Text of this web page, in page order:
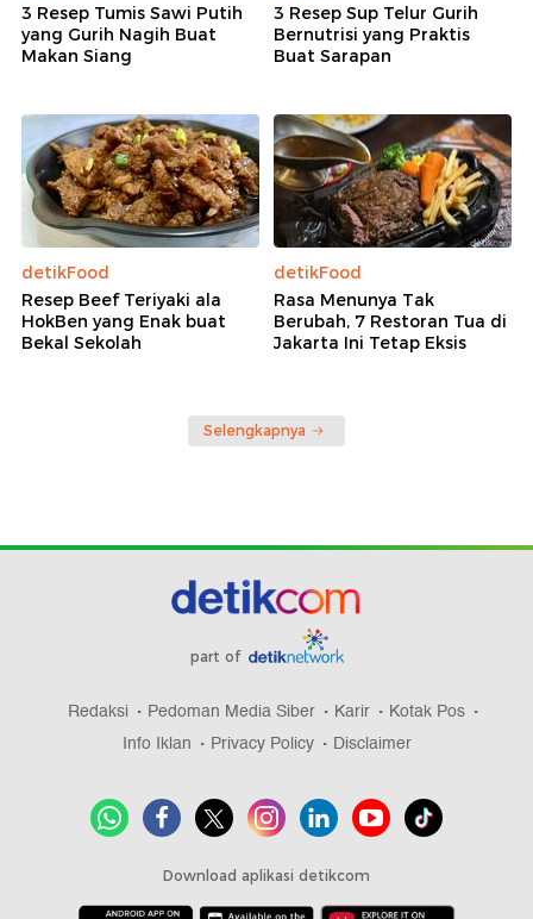
3 Resep Tumis Sawi Putih
yang Gurih Nagih Buat
Makan Siang
3 Resep Sup Telur Gurih
Bernutrisi yang Praktis
Buat Sarapan
detikFood
Resep Beef Teriyaki ala
HokBen yang Enak buat
Bekal Sekolah
detikFood
Rasa Menunya Tak
Berubah, 7 Restoran Tua di
Jakarta Ini Tetap Eksis
Selengkapnya
part of
Redaksi Pedoman Media Siber Karir
Kotak Pos
Info Iklan
Privacy Policy Disclaimer
Download aplikasi detikcom